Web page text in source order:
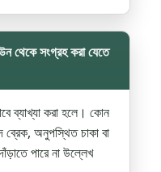
থেকে সংগ্রহ করা যেতে
ব্যাখ্যা করা হলে। কোন
ব্রেক, অনুপস্থিত চাকা বা
পারে না উল্লেখ